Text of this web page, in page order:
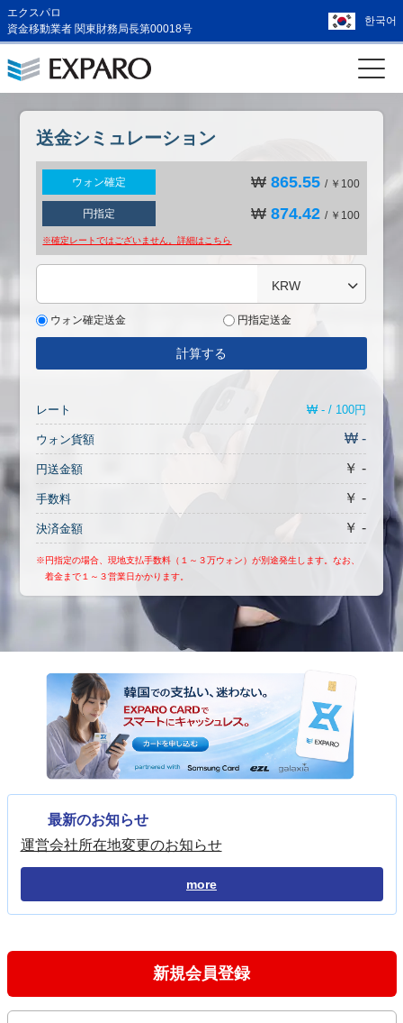
エクスパロ
資金移動業者 関東財務局長第00018号
한국어
送金シミュレーション
ウォン確定 ₩865.55 / ￥100
円指定 ₩874.42 / ￥100
※確定レートではございません。詳細は こちら
KRW
ウォン確定送金 円指定送金
計算する
レート ₩ - / 100円
ウォン貨額 ₩ -
円送金額 ￥ -
手数料 ￥ -
決済金額 ￥ -
※円指定の場合、現地支払手数料（１～３万ウォン）が別途発生します。なお、
着金まで１～３営業日かかります。
最新のお知らせ
運営会社所在地変更のお知らせ
more
新規会員登録